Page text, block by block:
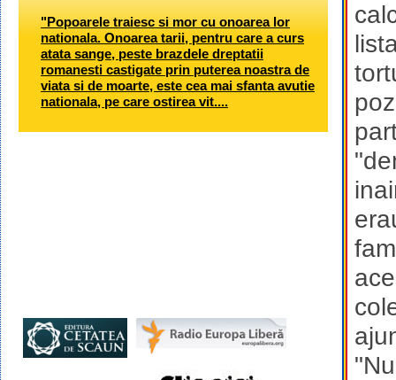
"Popoarele traiesc si mor cu onoarea lor
nationala. Onoarea tarii, pentru care a curs
atata sange, peste brazdele dreptatii
romanesti castigate prin puterea noastra de
viata si de moarte, este cea mai sfanta avutie
nationala, pe care ostirea vit....